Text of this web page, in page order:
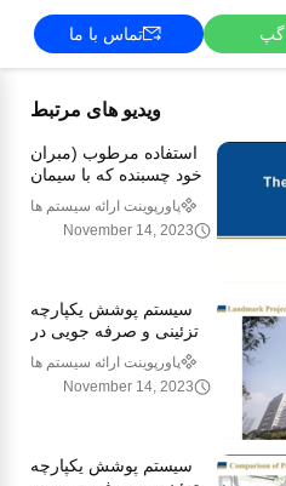
گپ تماس با ما
ویدیو های مرتبط
استفاده مرطوب (مبران
خود چسبنده که با سیمان
مرطوب استفاده می شود)
پاورپوینت ارائه سیستم ها
November 14, 2023
سیستم پوشش یکپارچه
تزئینی و صرفه جویی در
انرژی (بخش 3)
پاورپوینت ارائه سیستم ها
November 14, 2023
سیستم پوشش یکپارچه